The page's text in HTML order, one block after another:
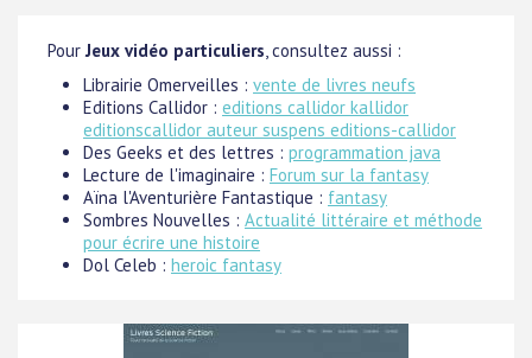
PourJeux vidéo particuliers, consultez aussi :
Librairie Omerveilles : vente de livres neufs
Editions Callidor : editions callidor kallidor
editionscallidor auteur suspens editions-callidor
Des Geeks et des lettres : programmation java
Lecture de l'imaginaire : Forum sur la fantasy
Aïna l'Aventurière Fantastique : fantasy
Sombres Nouvelles : Actualité littéraire et méthode
pour écrire une histoire
Dol Celeb : heroic fantasy